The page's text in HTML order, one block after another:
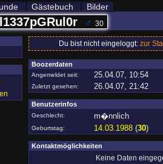
Gästebuch Bilder
♂ 30
Du bist nicht eingeloggt: zur
Boozerdaten
Angemeldet seit: 25.04.07, 10:54
Zuletzt gesehen: 26.04.07, 21:42
Benutzerinfos
Geschlecht: m�nnlich
Geburtstag: 14.03.1988 (30)
Kontaktmöglichkeiten
Keine Daten